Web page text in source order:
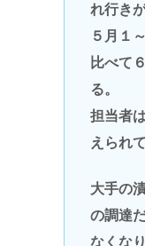
れ行き
５月１
比べて
る。
担当者
えられ
大手の
の調達
なくな